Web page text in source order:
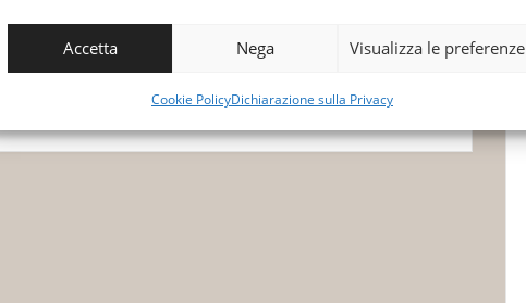
Accetta Nega Visualizza le preferenze
Cookie PolicyDichiarazione sulla Privacy
+ Esporta iCal